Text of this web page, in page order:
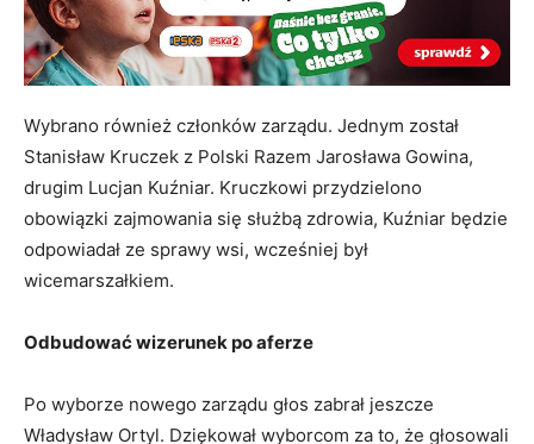
Wybrano również członków zarządu. Jednym został
Stanisław Kruczek z Polski Razem Jarosława Gowina,
drugim Lucjan Kuźniar. Kruczkowi przydzielono
obowiązki zajmowania się służbą zdrowia, Kuźniar będzie
odpowiadał ze sprawy wsi, wcześniej był
wicemarszałkiem.
Odbudować wizerunek po aferze
Po wyborze nowego zarządu głos zabrał jeszcze
Władysław Ortyl. Dziękował wyborcom za to, że głosowali